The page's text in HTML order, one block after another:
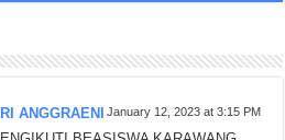
ANGGRAENI January 12, 2023 at 3:15 PM